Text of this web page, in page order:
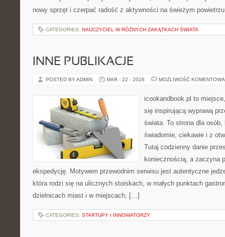
nowy sprzęt i czerpać radość z aktywności na świeżym
CATEGORIES: NAUCZYCIEL W RÓŻNYCH ZAKĄTKACH ŚWIATA
INNE PUBLIKACJE
POSTED BY ADMIN MAR - 22 - 2026 MOŻLIWOŚĆ
icookandbook.pl to
się inspirującą wyprawą
świata. To strona dla
świadomie, ciekawie i z
Tutaj codzienny danie
koniecznością, a zaczyna
ekspedycję. Motywem przewodnim serwisu jest autentyczne
która rodzi się na ulicznych stoiskach, w małych punktach
dzielnicach miast i w miejscach, […]
CATEGORIES: STARTUPY I INNOWATORZY